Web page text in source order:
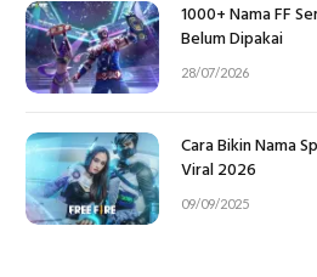
1000+ Nama FF
Belum Dipakai
28/07/2026
Cara Bikin Nama
Viral 2026
09/09/2025